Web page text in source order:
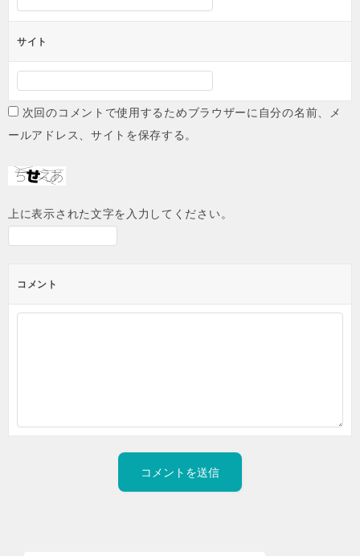
サイト
次回のコメントで使用するためブラウザーに自分の名前、メ
ールアドレス、サイトを保存する。
上に表示された文字を入力してください。
コメント